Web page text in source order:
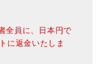
全員に、日本円で
に返金いたしま